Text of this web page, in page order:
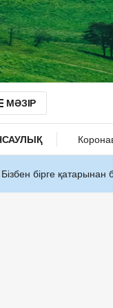
МӘЗІР
Бізбен бірге қатарынан